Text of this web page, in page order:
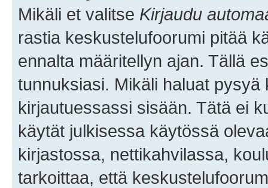
Mikäli et valitse Kirjaudu
rastia keskustelufoorumi pitää
ennalta määritellyn ajan. Tällä
tunnuksiasi. Mikäli haluat
kirjautuessassi sisään. Tätä ei
käytät julkisessa käytössä
kirjastossa, nettikahvilassa,
tarkoittaa, että